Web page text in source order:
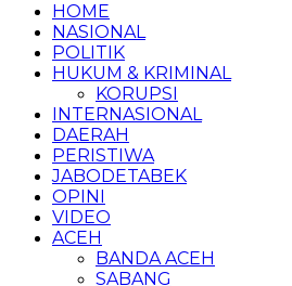
HOME
NASIONAL
POLITIK
HUKUM & KRIMINAL
KORUPSI
INTERNASIONAL
DAERAH
PERISTIWA
JABODETABEK
OPINI
VIDEO
ACEH
BANDA ACEH
SABANG